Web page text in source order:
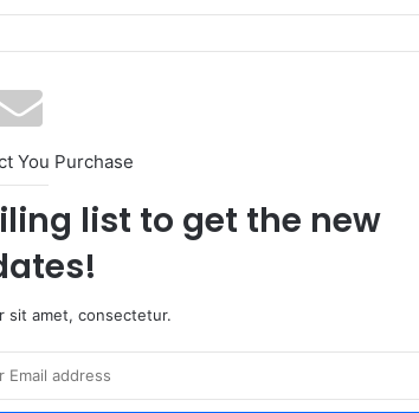
You Purchase
list to get the new
sit amet, consectetur.